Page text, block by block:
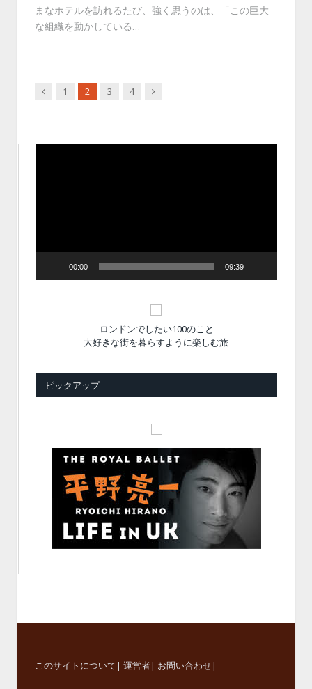
まなホテルを訪れるたび、強く思うのは、「この巨大
な組織を動かしている…
Previous
1 2 3 4 Next
00:00 09:39
ロンドンでしたい100のこと
大好きな街を暮らすように楽しむ旅
ピックアップ
このサイトについて| 運営者| お問い合わせ|